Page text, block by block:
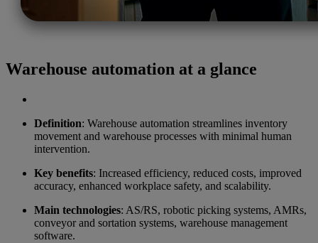
Warehouse automation at a glance
Definition: Warehouse automation streamlines inventory
movement and warehouse processes with minimal human
intervention.
Key benefits: Increased efficiency, reduced costs, improved
accuracy, enhanced workplace safety, and scalability.
Main technologies: AS/RS, robotic picking systems, AMRs,
conveyor and sortation systems, warehouse management
software.